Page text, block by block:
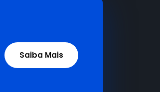
Saiba Mais